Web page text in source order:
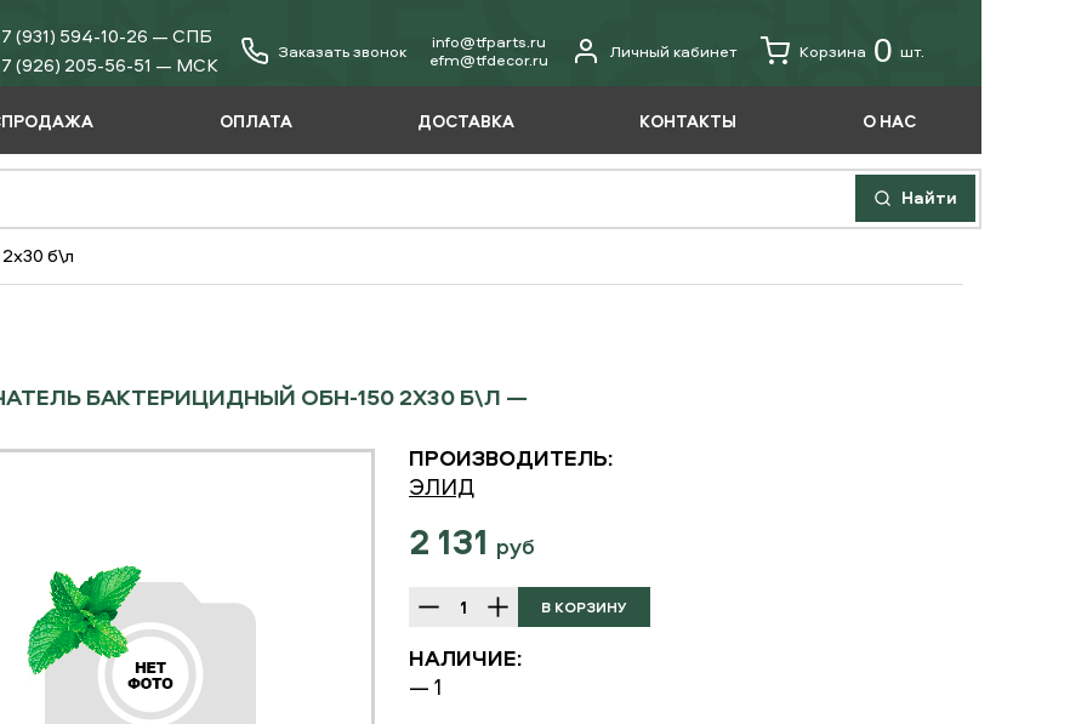
(931) 594-10-26 — СПБ
(926) 205-56-51 — МСК
Заказать звонок
info@tfparts.ru
еfm@tfdecor.ru
Личный кабинет Корзина 0 шт.
ОПЛАТА ДОСТАВКА КОНТАКТЫ О НАС
Найти
б\л
БАКТЕРИЦИДНЫЙ ОБН-150 2Х30 Б\Л —
ПРОИЗВОДИТЕЛЬ:
ЭЛИД
2 131 руб
НАЛИЧИЕ:
— 1